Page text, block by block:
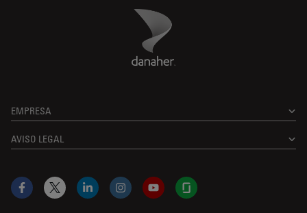
Danaher Logo
EMPRESA
AVISO LEGAL
Facebook
X LinkedInInstagramYouTubeGlassdoor